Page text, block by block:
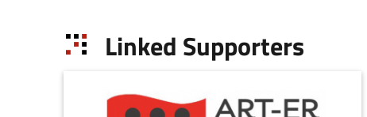
Linked Supporters